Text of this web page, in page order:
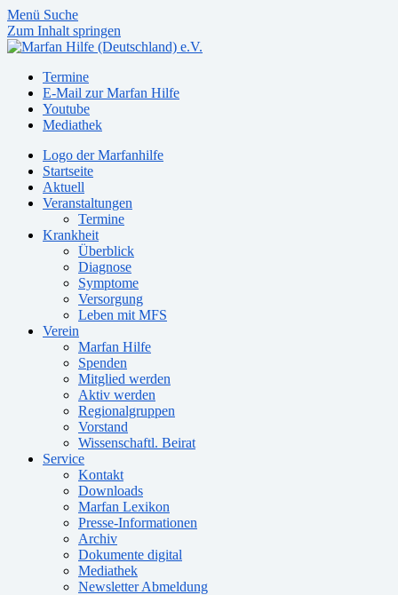
Menü Suche
Zum Inhalt springen
Termine
E-Mail zur Marfan Hilfe
Youtube
Mediathek
Logo der Marfanhilfe
Startseite
Aktuell
Veranstaltungen
Termine
Krankheit
Überblick
Diagnose
Symptome
Versorgung
Leben mit MFS
Verein
Marfan Hilfe
Spenden
Mitglied werden
Aktiv werden
Regionalgruppen
Vorstand
Wissenschaftl. Beirat
Service
Kontakt
Downloads
Marfan Lexikon
Presse-Informationen
Archiv
Dokumente digital
Mediathek
Newsletter Abmeldung